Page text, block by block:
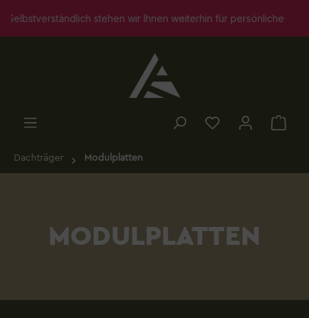
springenstehen wir Ihnen weiterhin für persönliche
Dachträger Modulplatten
MODULPLATTEN